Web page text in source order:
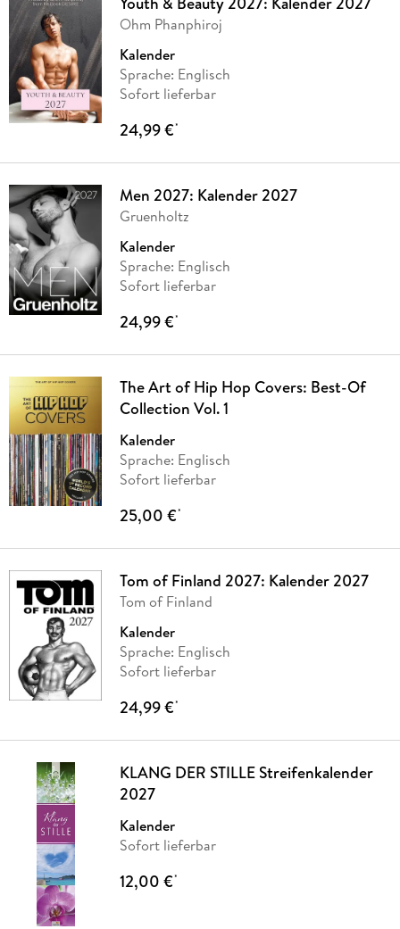
Ohm Phanphiroj
Kalender
Sprache: Englisch
Sofort lieferbar
24,99 €*
Men 2027: Kalender 2027
Gruenholtz
Kalender
Sprache: Englisch
Sofort lieferbar
24,99 €*
The Art of Hip Hop Covers: Best-Of
Collection Vol. 1
Kalender
Sprache: Englisch
Sofort lieferbar
25,00 €*
Tom of Finland 2027: Kalender 2027
Tom of Finland
Kalender
Sprache: Englisch
Sofort lieferbar
24,99 €*
KLANG DER STILLE Streifenkalender
2027
Kalender
Sofort lieferbar
12,00 €*